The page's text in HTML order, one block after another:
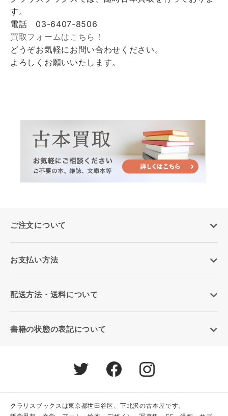
す。
電話 03-6407-8506
買取フォームはこちら！
どうぞお気軽にお問い合わせください。
よろしくお願いいたします。
ご注文について
お支払い方法
配送方法・送料について
書籍の状態の表記について
クラリスブックスは東京都世田谷区、下北沢の古本屋です。